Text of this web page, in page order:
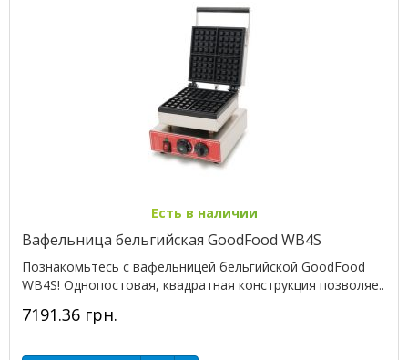
Есть в наличии
Вафельница бельгийская GoodFood WB4S
Познакомьтесь с вафельницей бельгийской GoodFood
WB4S! Однопостовая, квадратная конструкция позволяе..
7191.36 грн.